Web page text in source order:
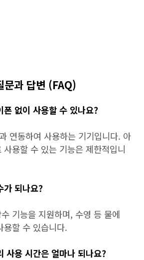
문과 답변 (FAQ)
없이 사용할 수 있나요?
연동하여 사용하는 기기입니다. 아
사용할 수 있는 기능은 제한적입니
가 되나요?
기능을 지원하며, 수영 등 물에
용할 수 있습니다.
사용 시간은 얼마나 되나요?